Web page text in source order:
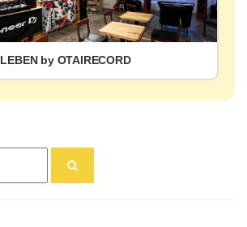
LEBEN by OTAIRECORD